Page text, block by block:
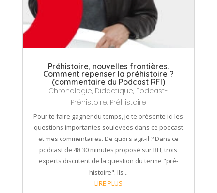
Préhistoire, nouvelles frontières.
Comment repenser la préhistoire ?
(commentaire du Podcast RFI)
Chronologie, Didactique, Podcast-
Préhistoire, Préhistoire
Pour te faire gagner du temps, je te présente ici les
questions importantes soulevées dans ce podcast
et mes commentaires. De quoi s'agit-il ? Dans ce
podcast de 48'30 minutes proposé sur RFI, trois
experts discutent de la question du terme "pré-
histoire". Ils...
LIRE PLUS